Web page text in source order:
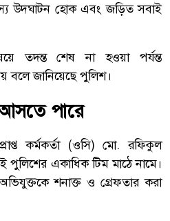
উদঘাটন হোক এবং জড়িত সবাই
তদন্ত শেষ না হওয়া পর্যন্ত
বলে জানিয়েছে পুলিশ।
পারে
কর্মকর্তা (ওসি) মো. রফিকুল
একাধিক টিম মাঠে নামে।
শনাক্ত ও গ্রেফতার করা